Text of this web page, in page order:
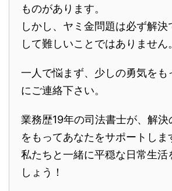
ものがあります。
しかし、ヤミ金問題は必ず解
して難しいことではありません。
一人で悩まず、少しの勇気をも
にご連絡下さい。
業務歴19年の司法書士が、解
をもってあなたをサポートしま
私たちと一緒に平穏な日常生活
しょう！